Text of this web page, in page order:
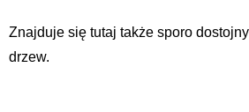
Znajduje się tutaj także sporo
drzew.